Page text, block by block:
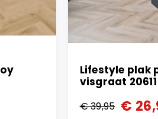
Lifestyle plak
visgraat 20611
€39,95 €
Huidige